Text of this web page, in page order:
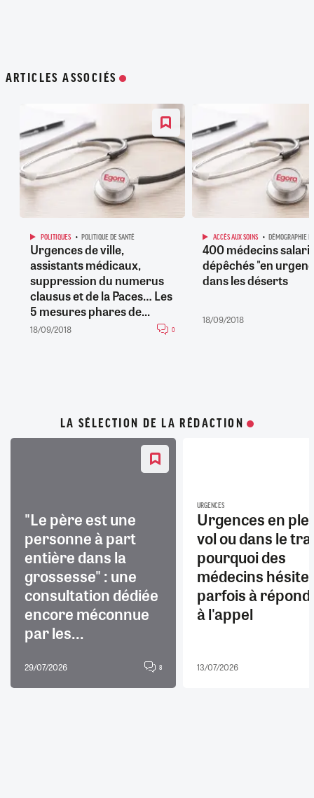
ARTICLES ASSOCIÉS
POLITIQUES POLITIQUE DE SANTÉ
Urgences de ville,
assistants médicaux,
suppression du numerus
clausus et de la Paces… Les
5 mesures phares de...
18/09/2018 0
ACCÈS AUX SOINS DÉMOGRAPHIE
400 médecins
dépêchés "en
dans les déserts
18/09/2018
LA SÉLECTION DE LA RÉDACTION
"Le père est une
personne à part
entière dans la
grossesse" : une
consultation dédiée
encore méconnue
par les...
29/07/2026 8
URGENCES
Urgences en
vol ou dans le
pourquoi des
médecins
parfois à
à l'appel
13/07/2026